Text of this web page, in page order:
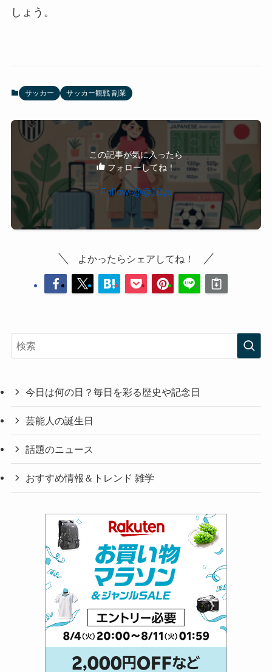
しょう。
サッカー サッカー観戦 副業
この記事が気に入ったら
フォローしてね！
Follow @@10yu
よかったらシェアしてね！
今日は何の日？毎日を彩る歴史や記念日
芸能人の誕生日
話題のニュース
おすすめ情報＆トレンド 雑学